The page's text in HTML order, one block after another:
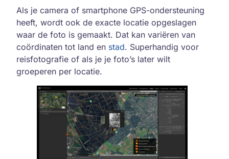
Als je camera of smartphone GPS-ondersteuning
heeft, wordt ook de exacte locatie opgeslagen
waar de foto is gemaakt. Dat kan variëren van
coördinaten tot land en stad. Superhandig voor
reisfotografie of als je je foto’s later wilt
groeperen per locatie.